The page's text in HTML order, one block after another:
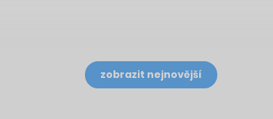
zobrazit nejnovější